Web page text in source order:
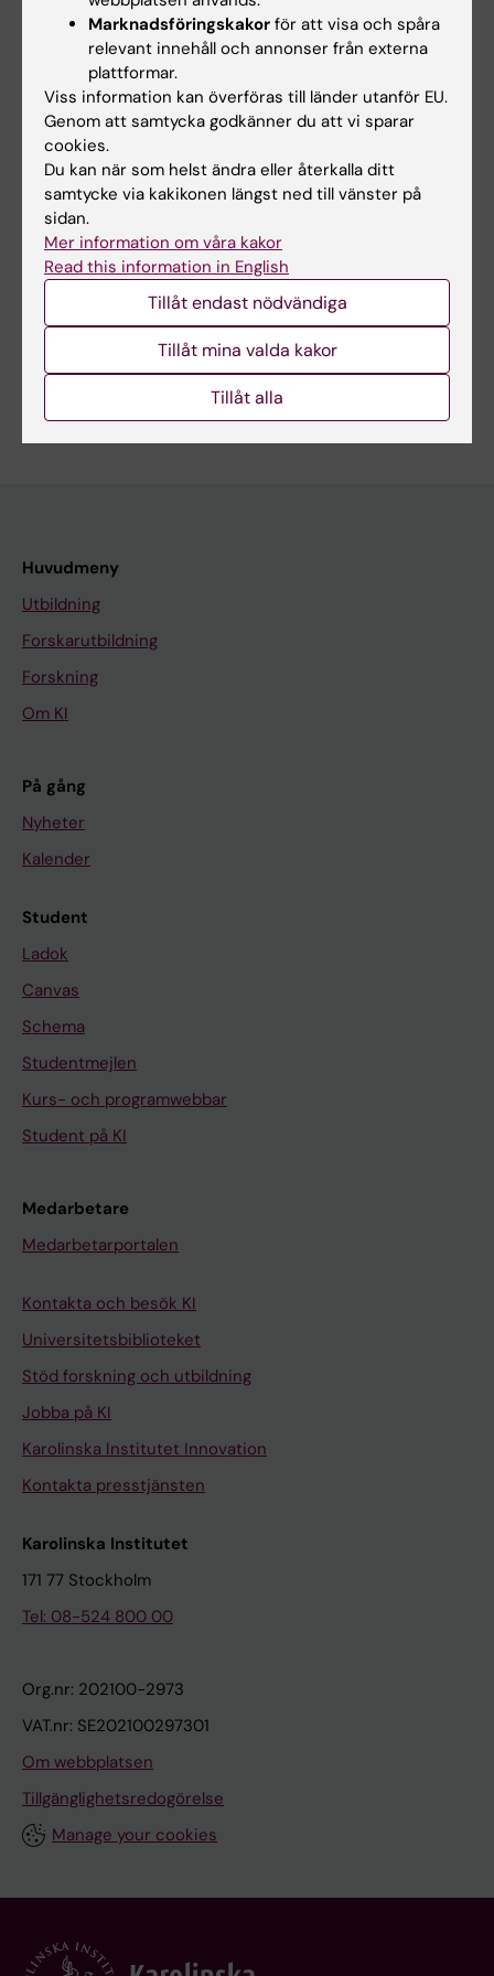
teknologier för att förbättra den
lärandeupplevelse som Canvas erbjuder,
såsom användning av video och andra
interaktiva verktyg. Jag skapar också
utbildningsvideor för verktygen som finns
tillgängliga på KI, några av dem hittar du på KI
Play under EdTech.
Länkar:
KI Play channel EdTech
Canvas Catalog including toolkits for teachers
Blended Learning Design Toolkit
Redigera din profil
Huvudmeny
Utbildning
Forskarutbildning
Forskning
Om KI
På gång
Nyheter
Kalender
Student
Ladok
Canvas
Schema
Studentmejlen
Kurs- och programwebbar
Student på KI
Medarbetare
Medarbetarportalen
Kontakta och besök KI
Universitetsbiblioteket
Stöd forskning och utbildning
Jobba på KI
Karolinska Institutet Innovation
Kontakta presstjänsten
Karolinska Institutet
171 77 Stockholm
Tel: 08-524 800 00
Org.nr: 202100-2973
VAT.nr: SE202100297301
Om webbplatsen
Tillgänglighetsredogörelse
Manage your cookies
Marknadsföringskakor för att visa och spåra
relevant innehåll och annonser från externa
plattformar.
Viss information kan överföras till länder utanför EU.
Genom att samtycka godkänner du att vi sparar
cookies.
Du kan när som helst ändra eller återkalla ditt
samtycke via kakikonen längst ned till vänster på
sidan.
Mer information om våra kakor
Read this information in English
Tillåt endast nödvändiga
Tillåt mina valda kakor
Tillåt alla